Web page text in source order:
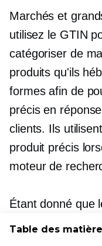
Marchés et
utilisez le GTIN
catégoriser de
produits qu'ils
formes afin de
précis en
clients. Ils
produit précis
moteur de
Étant donné que
d'identification
Table des